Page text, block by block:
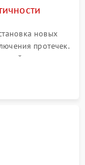
новых
протечек.
системы,